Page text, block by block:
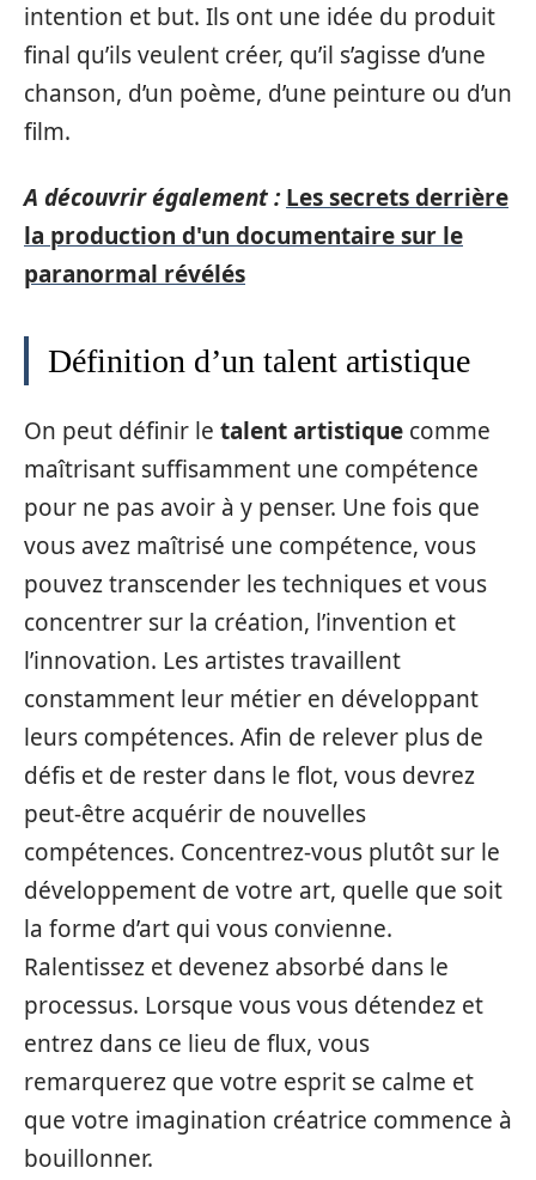
intention et but. Ils ont une idée du produit
final qu’ils veulent créer, qu’il s’agisse d’une
chanson, d’un poème, d’une peinture ou d’un
film.
A découvrir également : Les secrets derrière
la production d'un documentaire sur le
paranormal révélés
Définition d’un talent artistique
On peut définir le talent artistique comme
maîtrisant suffisamment une compétence
pour ne pas avoir à y penser. Une fois que
vous avez maîtrisé une compétence, vous
pouvez transcender les techniques et vous
concentrer sur la création, l’invention et
l’innovation. Les artistes travaillent
constamment leur métier en développant
leurs compétences. Afin de relever plus de
défis et de rester dans le flot, vous devrez
peut-être acquérir de nouvelles
compétences. Concentrez-vous plutôt sur le
développement de votre art, quelle que soit
la forme d’art qui vous convienne.
Ralentissez et devenez absorbé dans le
processus. Lorsque vous vous détendez et
entrez dans ce lieu de flux, vous
remarquerez que votre esprit se calme et
que votre imagination créatrice commence à
bouillonner.